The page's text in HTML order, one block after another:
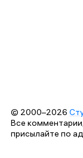
© 2000–2026
Все
присылайте по